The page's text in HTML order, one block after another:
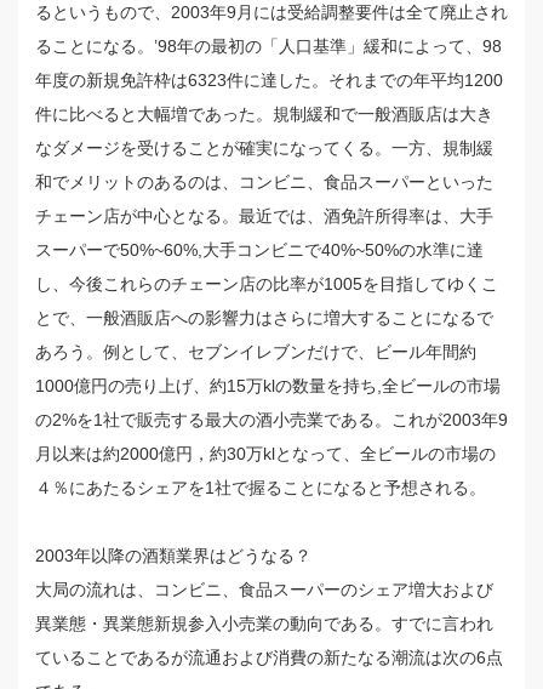
るというもので、2003年9月には受給調整要件は全て廃止され
ることになる。’98年の最初の「人口基準」緩和によって、98
年度の新規免許枠は6323件に達した。それまでの年平均1200
件に比べると大幅増であった。規制緩和で一般酒販店は大き
なダメージを受けることが確実になってくる。一方、規制緩
和でメリットのあるのは、コンビニ、食品スーパーといった
チェーン店が中心となる。最近では、酒免許所得率は、大手
スーパーで50%~60%,大手コンビニで40%~50%の水準に達
し、今後これらのチェーン店の比率が1005を目指してゆくこ
とで、一般酒販店への影響力はさらに増大することになるで
あろう。例として、セブンイレブンだけで、ビール年間約
1000億円の売り上げ、約15万klの数量を持ち,全ビールの市場
の2%を1社で販売する最大の酒小売業である。これが2003年9
月以来は約2000億円，約30万klとなって、全ビールの市場の
４％にあたるシェアを1社で握ることになると予想される。
2003年以降の酒類業界はどうなる？
大局の流れは、コンビニ、食品スーパーのシェア増大および
異業態・異業態新規参入小売業の動向である。すでに言われ
ていることであるが流通および消費の新たなる潮流は次の6点